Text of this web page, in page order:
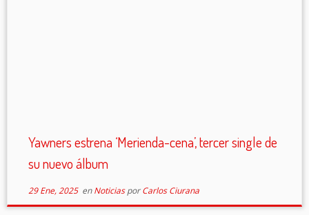
Yawners estrena ‘Merienda-cena’, tercer single de
su nuevo álbum
29 Ene, 2025enNoticiasporCarlos Ciurana